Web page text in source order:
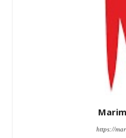
https://